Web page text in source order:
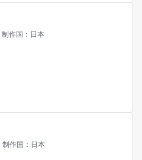
器用」
」
制作国：日本
制作国：日本